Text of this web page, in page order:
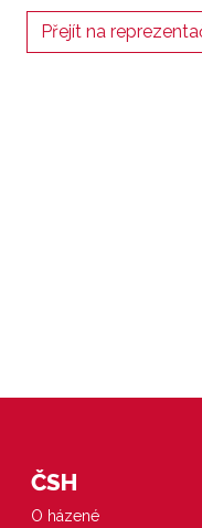
Přejít na
ČSH
O házené